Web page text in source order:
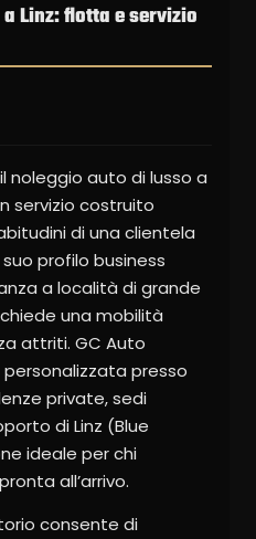
Linz: flotta e servizio
noleggio auto di lusso a
servizio costruito
di una clientela
profilo business
a località di grande
una mobilità
attriti. GC Auto
presso
private, sedi
di Linz (Blue
ideale per chi
all’arrivo.
consente di